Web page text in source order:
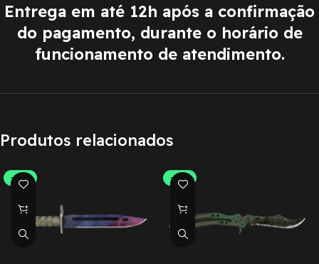
Entrega em até 12h após a confirmação
do pagamento, durante o horário de
funcionamento de atendimento.
Produtos relacionados
-30% -30%